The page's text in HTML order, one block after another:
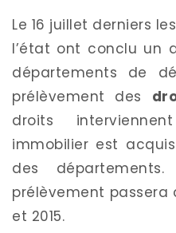
Le 16 juillet derniers
l’état ont conclu un
départements de
prélèvement des
droits
immobilier est
des
prélèvement passera
et 2015.